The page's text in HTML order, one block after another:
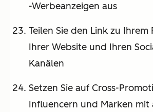
-Werbeanzeigen aus
Teilen Sie den Link zu Ihrem
Ihrer Website und Ihren
Kanälen
Setzen Sie auf Cross-
Influencern und Marken mit